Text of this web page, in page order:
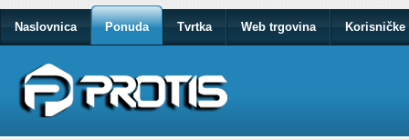
Naslovnica Ponuda Tvrtka Web trgovina Korisničke